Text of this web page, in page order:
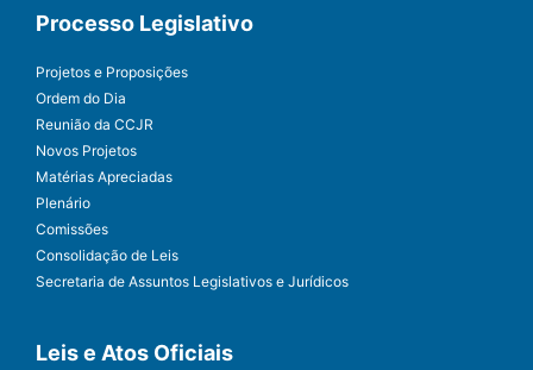
Processo Legislativo
Projetos e Proposições
Ordem do Dia
Reunião da CCJR
Novos Projetos
Matérias Apreciadas
Plenário
Comissões
Consolidação de Leis
Secretaria de Assuntos Legislativos e Jurídicos
Leis e Atos Oficiais